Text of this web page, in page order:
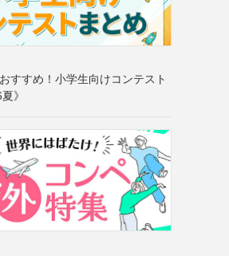
すすめ！小学生向けコンテスト
》